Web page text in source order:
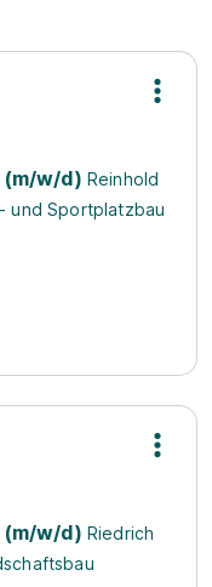
w/d) Reinhold
und Sportplatzbau
w/d) Riedrich